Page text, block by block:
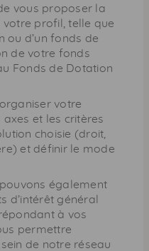
vous proposer la
profil, telle que
ou d’un fonds de
de votre fonds
Fonds de Dotation
votre
et les critères
choisie (droit,
et définir le mode
également
d’intérêt général
à vos
permettre
de notre réseau